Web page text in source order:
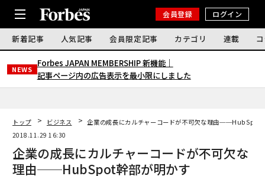
会員登録 ログイン
新着記事 人気記事 会員限定記事 カテゴリ 連載
NEWS
Forbes JAPAN MEMBERSHIP 新機能｜
記事ページ内の広告表示を最小限にしました
トップ ビジネス
企業の成長にカルチャーコードが不可欠な理由──HubSpot
2018.11.29 16:30
企業の成長にカルチャーコードが不可欠な
理由──HubSpot幹部が明かす